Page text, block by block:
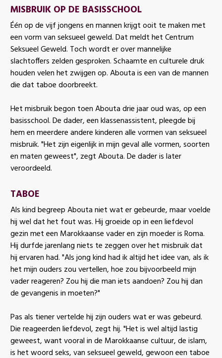
MISBRUIK OP DE BASISSCHOOL
Één op de vijf jongens en mannen krijgt ooit te maken met
een vorm van seksueel geweld. Dat meldt het Centrum
Seksueel Geweld. Toch wordt er over mannelijke
slachtoffers zelden gesproken. Schaamte en culturele druk
houden velen het zwijgen op. Abouta is een van de mannen
die dat taboe doorbreekt.
Het misbruik begon toen Abouta drie jaar oud was, op een
basisschool. De dader, een klassenassistent, pleegde bij
hem en meerdere andere kinderen alle vormen van seksueel
misbruik. "Het zijn eigenlijk in mijn geval alle vormen, soorten
en maten geweest", zegt Abouta. De dader is later
veroordeeld.
TABOE
Als kind begreep Abouta niet wat er gebeurde, maar voelde
hij wel dat het fout was. Hij groeide op in een liefdevol
gezin met een Marokkaanse vader en zijn moeder is Roma.
Hij durfde jarenlang niets te zeggen over het misbruik dat
hij ervaren had. "Als jong kind had ik altijd het idee van, als ik
het mijn ouders zou vertellen, hoe zou bijvoorbeeld mijn
vader reageren? Zou hij die man iets aandoen? Zou hij dan
de gevangenis in moeten?"
Pas als tiener vertelde hij zijn ouders wat er was gebeurd.
Die reageerden liefdevol, zegt hij. "Het is wel altijd lastig
geweest, want vooral in de Marokkaanse cultuur, de islam,
is het woord seks, van seksueel geweld, gewoon een taboe